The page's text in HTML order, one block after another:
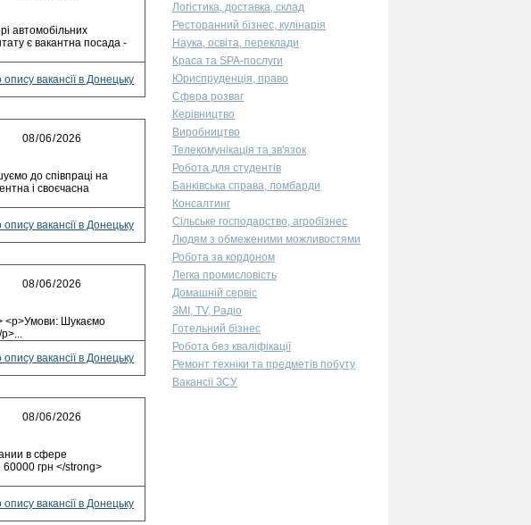
автомобільних
є вакантна посада -
вакансії в Донецьку
до співпраці на
і своєчасна
вакансії в Донецьку
<p>Умови: Шукаємо
p>...
вакансії в Донецьку
в сфере
грн </strong>
вакансії в Донецьку
Логістика, доставка, склад
Ресторанний бізнес, кулінарія
Наука, освіта, переклади
Краса та SPA-послуги
Юриспруденція, право
Сфера розваг
Керівництво
Виробництво
Телекомунікація та зв'язок
Робота для студентів
Банківська справа, ломбарди
Консалтинг
Сільське господарство, агробізнес
Людям з обмеженими можливостями
Робота за кордоном
Легка промисловість
Домашній сервіс
ЗМІ, TV, Радіо
Готельний бізнес
Робота без кваліфікації
Ремонт техніки та предметів побуту
Вакансії ЗСУ